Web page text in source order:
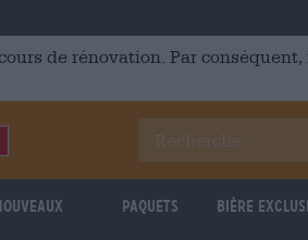
de rénovation. Par
Paquets Bière